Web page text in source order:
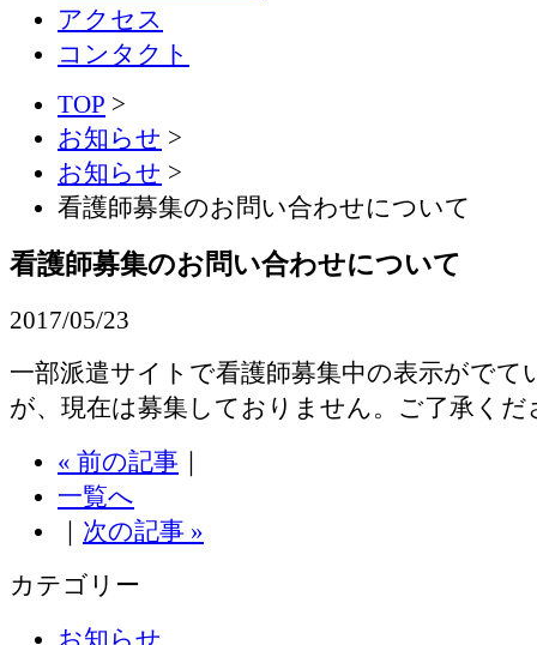
アクセス
コンタクト
TOP >
お知らせ >
お知らせ >
看護師募集のお問い合わせについて
看護師募集のお問い合わせについて
2017/05/23
一部派遣サイトで看護師募集中の表示がでて
が、現在は募集しておりません。ご了承くだ
« 前の記事 ｜
一覧へ
｜ 次の記事 »
カテゴリー
お知らせ